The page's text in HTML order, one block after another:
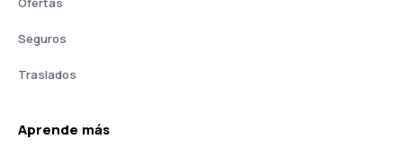
Seguros
Traslados
Aprende más